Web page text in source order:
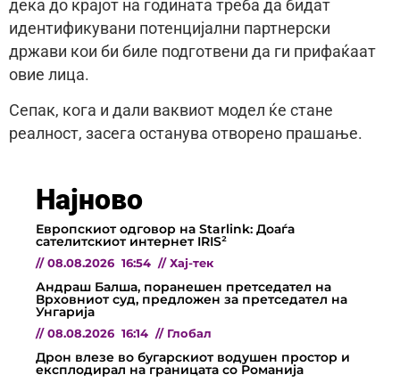
дека до крајот на годината треба да бидат
идентификувани потенцијални партнерски
држави кои би биле подготвени да ги прифаќаат
овие лица.
Сепак, кога и дали ваквиот модел ќе стане
реалност, засега останува отворено прашање.
Најново
Европскиот одговор на Starlink: Доаѓа
сателитскиот интернет IRIS²
// 08.08.2026 16:54 // Хај-тек
Андраш Балша, поранешен претседател на
Врховниот суд, предложен за претседател на
Унгарија
// 08.08.2026 16:14 // Глобал
Дрон влезе во бугарскиот водушен простор и
експлодирал на границата со Романија